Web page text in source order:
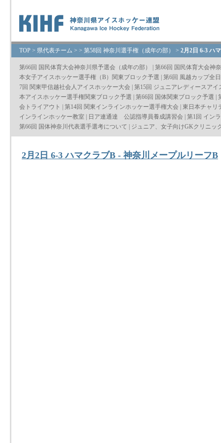
TOP > 県代表チーム > > 第58回 神奈川選手権（成年の部） > 2月2日 6-3 ハ
第66回 国民体育大会神奈川県予選会（成年の部） | 第66回 国民体育大会神
本女子アイスホッケー選手権（B）関東ブロック予選 | 第6回 風越カップ全
7回 関東甲信越社会人アイスホッケー大会 | 第15回 ジュニアレディースア
本アイスホッケー選手権関東ブロック予選 | 第66回 国体関東ブロック予選 |
会トライアウト | 第14回 関東インラインホッケー選手権大会 | 東日本チャリ
インラインホッケー教室 | 日ア連通達 公認指導員養成講習会 | 第1回 イン
第66回 国体神奈川代表選手選考について | ジュニア、女子向けGKクリニッ
2月2日 6-3 ハマクラブB - 神奈川メープルリーフB